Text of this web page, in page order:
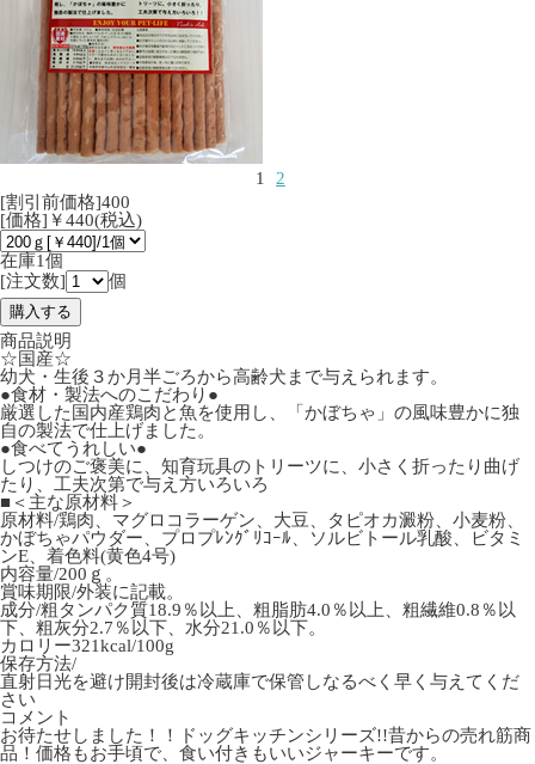
1
2
[割引前価格]400
[価格]￥440(税込)
在庫1個
[注文数]
個
商品説明
☆国産☆
幼犬・生後３か月半ごろから高齢犬まで与えられます。
●食材・製法へのこだわり●
厳選した国内産鶏肉と魚を使用し、「かぼちゃ」の風味豊かに独
自の製法で仕上げました。
●食べてうれしい●
しつけのご褒美に、知育玩具のトリーツに、小さく折ったり曲げ
たり、工夫次第で与え方いろいろ
■＜主な原材料＞
原材料/鶏肉、マグロコラーゲン、大豆、タピオカ澱粉、小麦粉、
かぼちゃパウダー、プロプﾚﾝｸﾞﾘｺｰﾙ、ソルビトール乳酸、ビタミ
ンE、着色料(黄色4号)
内容量/200ｇ。
賞味期限/外装に記載。
成分/粗タンパク質18.9％以上、粗脂肪4.0％以上、粗繊維0.8％以
下、粗灰分2.7％以下、水分21.0％以下。
カロリー321kcal/100g
保存方法/
直射日光を避け開封後は冷蔵庫で保管しなるべく早く与えてくだ
さい
コメント
お待たせしました！！ドッグキッチンシリーズ!!昔からの売れ筋商
品！価格もお手頃で、食い付きもいいジャーキーです。